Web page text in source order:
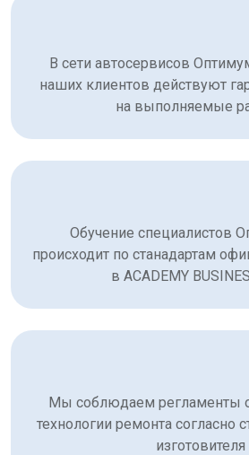
В сети автосервисов
наших клиентов действуют
на выполняемые
Обучение специалистов
происходит по станадартам
в ACADEMY
Мы соблюдаем регламенты
технологии ремонта согласно
изготовителя